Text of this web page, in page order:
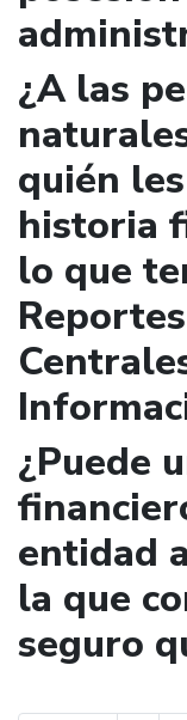
¿A las
quién
historia
lo que
¿Puede
entidad
la que
seguro